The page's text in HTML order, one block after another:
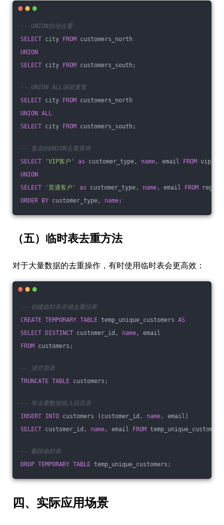
-- UNION自动去重
SELECT city FROM customers_north
UNION
SELECT city FROM customers_south;
-- UNION ALL保留重复
SELECT city FROM customers_north
UNION ALL
SELECT city FROM customers_south;
-- 复杂的UNION去重查询
SELECT
'VIP客户' as customer_type, name, email FROM
UNION
SELECT
'普通客户' as customer_type, name, email FROM
ORDER
BY customer_type, name;
（五）临时表去重方法
对于大量数据的去重操作，有时使用临时表会更高效：
-- 创建临时表存储去重结果
CREATE TEMPORARY TABLE temp_unique_customers AS
SELECT
DISTINCT customer_id, name, email
FROM customers;
-- 清空原表
TRUNCATE TABLE customers;
-- 将去重数据插入回原表
INSERT INTO customers (customer_id, name, email)
SELECT customer_id, name, email FROM
-- 删除临时表
DROP TEMPORARY TABLE temp_unique_customers;
四、实际应用场景